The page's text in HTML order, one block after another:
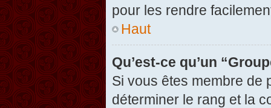
pour les rendre
Haut
Qu’est-ce qu’un
Si vous êtes membre de
déterminer le rang et la